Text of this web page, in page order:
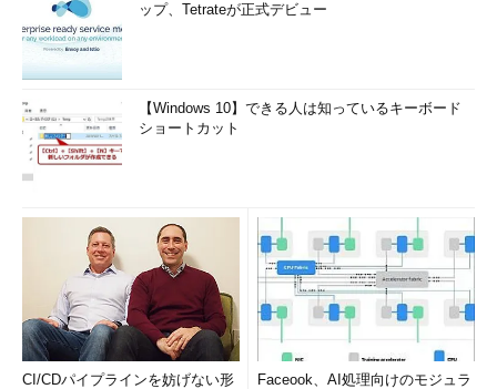
ップ、Tetrateが正式デビュー
【Windows 10】できる人は知っているキーボード
ショートカット
CI/CDパイプラインを妨げない形
Faceook、AI処理向けのモジュラ